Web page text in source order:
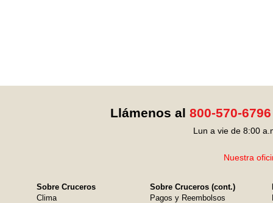
Llámenos al 800-570-6796
Lun a vie de 8:00
Nuestra
Sobre Cruceros
Clima
Sobre Cruceros (cont.)
Pagos y Reembolsos